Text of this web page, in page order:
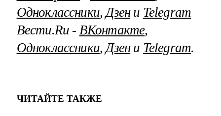
Одноклассники, Дзени Telegram
Вести.Ru ‐ ВКонтакте,
Одноклассники, Дзени Telegram.
ЧИТАЙТЕ ТАКЖЕ